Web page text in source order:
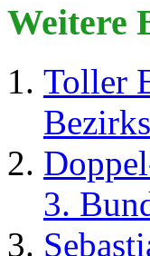
Weitere
Toller
3.